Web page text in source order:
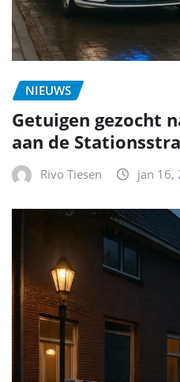
NIEUWS
Getuigen gezocht
aan de
Rivo Tiesen jan 16,